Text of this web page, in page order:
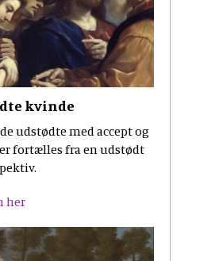
kvinde
udstødte med accept og
fortælles fra en udstødt
her